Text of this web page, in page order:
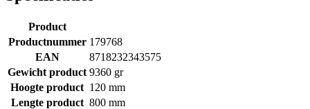
Product
Productnummer 179768
EAN
8718232343575
Gewicht product 9360 gr
Hoogte product 120 mm
Lengte product 800 mm